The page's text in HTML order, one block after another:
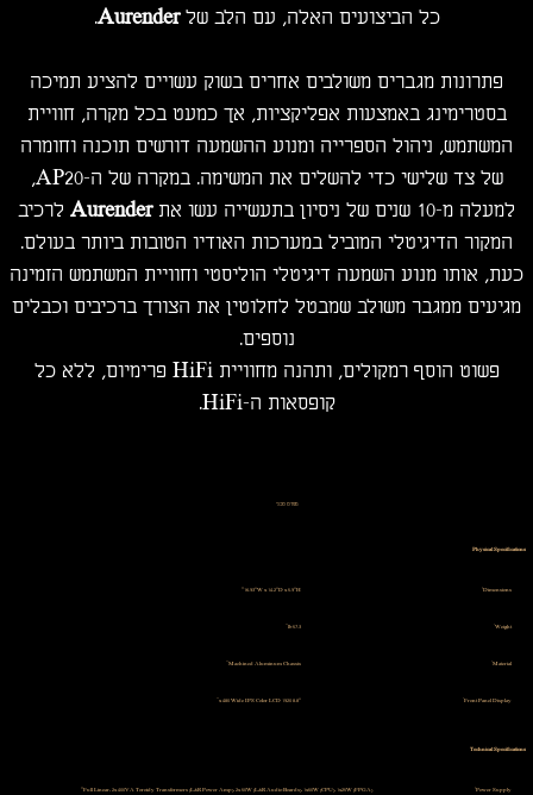
כל הביצועים האלה, עם הלב שלAurender
.
פתרונות מגברים משולבים אחרים בשוק עשויים להציע תמיכה
בסטרימינג באמצעות אפליקציות, אך כמעט בכל מקרה, חוויית
המשתמש, ניהול הספרייה ומנוע ההשמעה דורשים תוכנה וחומרה
של צד שלישי כדי להשלים את המשימה. במקרה של ה-AP20,
למעלה מ-10 שנים של ניסיון בתעשייה עשו את
Aurender לרכיב
המקור הדיגיטלי המוביל במערכות האודיו הטובות ביותר בעולם.
כעת, אותו מנוע השמעה דיגיטלי הוליסטי וחוויית המשתמש הזמינה
מגיעים ממגבר משולב שמבטל לחלוטין את הצורך ברכיבים וכבלים
נוספים.
פשוט הוסף רמקולים, ותהנה מחוויית HiFi פרימיום, ללא כל
קופסאות ה-HiFi.
מפרט טכני
Physical Specifications
Dimensions
16.93″W x 14.2″D x 5.9″H
Weight
57.3 lb
Material
Machined Aluminum Chassis
Front Panel Display
8.8″ 1920 x 480 Wide IPS Color LCD
Technical Specifications
Power Supply
Full Linear, 2x 400VA Toroidy Transformers (L&R Power Amp), 2x 50W (L&R Audio Boards), 1x50W (CPU), 1x25W (FPGA)